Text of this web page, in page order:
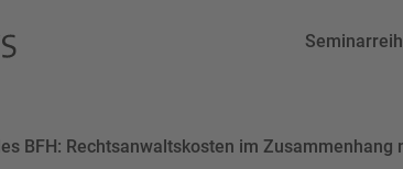
BFH: Rechtsanwaltskosten im